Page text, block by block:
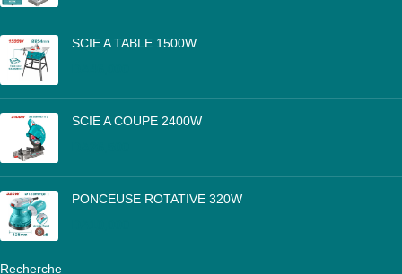
SCIE A TABLE 1500W
SCIE A COUPE 2400W
PONCEUSE ROTATIVE 320W
Recherche